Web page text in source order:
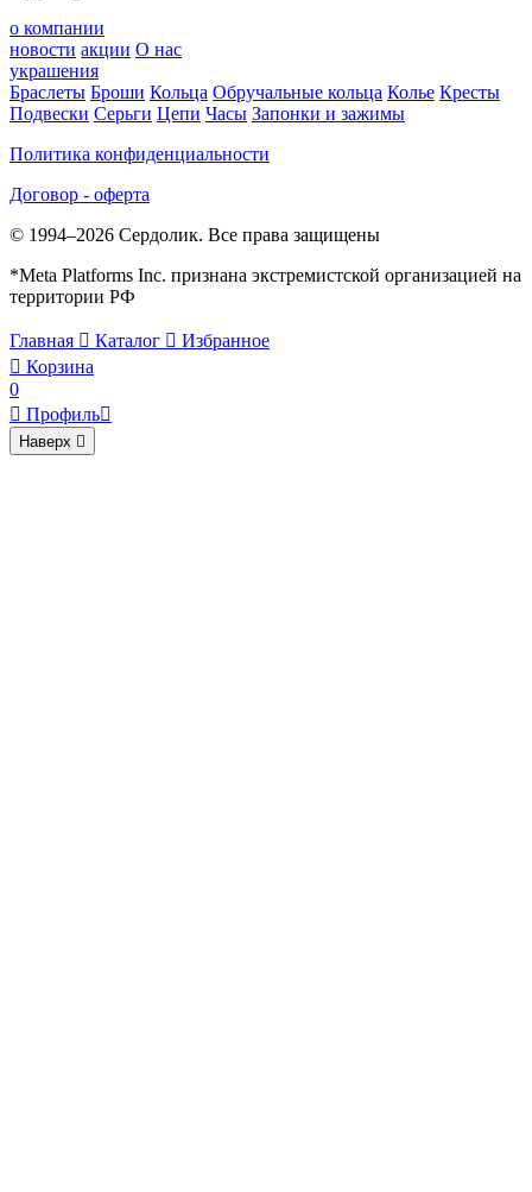
о компании
новости акции О нас
украшения
Браслеты Броши Кольца Обручальные кольца Колье Кресты
Подвески Серьги Цепи Часы Запонки и зажимы
Политика конфиденциальности
Договор - оферта
© 1994–2026 Сердолик. Все права защищены
*Meta Platforms Inc. признана экстремистской организацией на
территории РФ
Главная  Каталог  Избранное
 Корзина
0
 Профиль
Наверх 